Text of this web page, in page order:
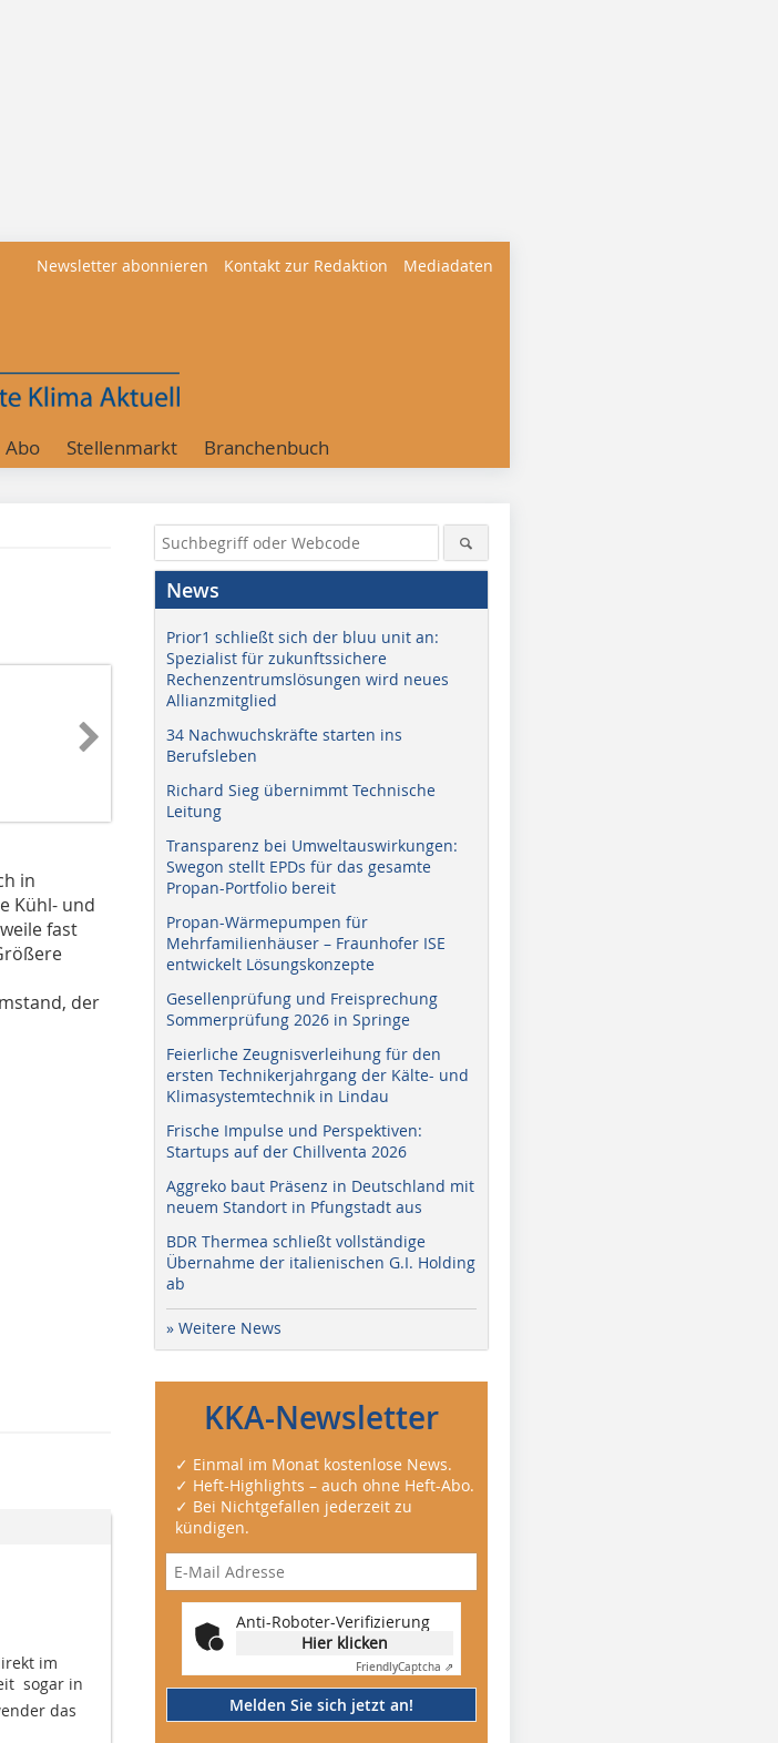
Newsletter abonnieren Kontakt zur Redaktion Mediadaten
Abo Stellenmarkt Branchenbuch
in
Kühl- und
fast
der
im
 sogar in
das
News
Prior1 schließt sich der bluu unit an:
Spezialist für zukunftssichere
Rechenzentrumslösungen wird neues
Allianzmitglied
34 Nachwuchskräfte starten ins
Berufsleben
Richard Sieg übernimmt Technische
Leitung
Transparenz bei Umweltauswirkungen:
Swegon stellt EPDs für das gesamte
Propan-Portfolio bereit
Propan-Wärmepumpen für
Mehrfamilienhäuser – Fraunhofer ISE
entwickelt Lösungskonzepte
Gesellenprüfung und Freisprechung
Sommerprüfung 2026 in Springe
Feierliche Zeugnisverleihung für den
ersten Technikerjahrgang der Kälte- und
Klimasystemtechnik in Lindau
Frische Impulse und Perspektiven:
Startups auf der Chillventa 2026
Aggreko baut Präsenz in Deutschland mit
neuem Standort in Pfungstadt aus
BDR Thermea schließt vollständige
Übernahme der italienischen G.I. Holding
ab
» Weitere News
KKA-Newsletter
✓ Einmal im Monat kostenlose News.
✓ Heft-Highlights – auch ohne Heft-Abo.
✓ Bei Nichtgefallen jederzeit zu
kündigen.
Anti-Roboter-Verifizierung
Hier klicken
FriendlyCaptcha ⇗
Melden Sie sich jetzt an!